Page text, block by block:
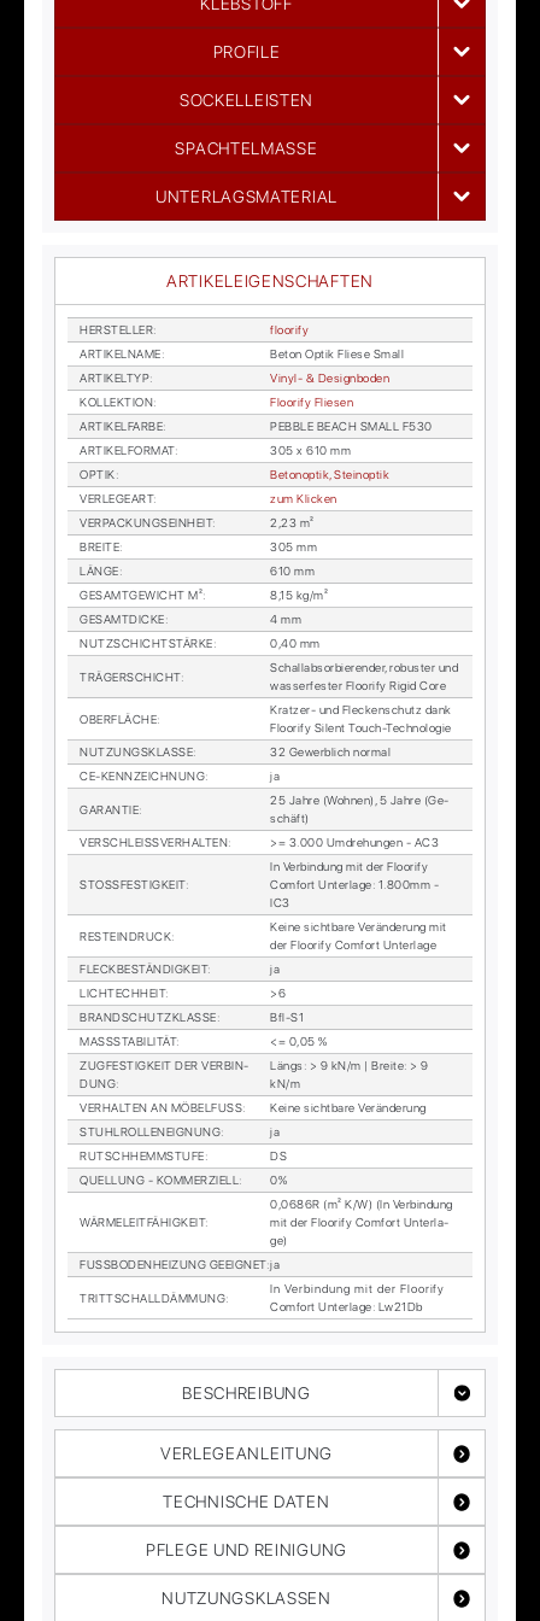
KLEBSTOFF
PROFILE
SOCKELLEISTEN
SPACHTELMASSE
UNTERLAGSMATERIAL
ARTIKELEIGENSCHAFTEN
HER­STEL­LER:
floo­ri­fy
AR­TI­KEL­NA­ME:
Be­ton Op­tik Flie­se Small
AR­TI­KEL­TYP:
Vi­nyl- & De­sign­bo­den
KOL­LEK­TI­ON:
Floo­ri­fy Flie­sen
AR­TI­KEL­FAR­BE:
PEB­B­LE BE­ACH SMALL F530
AR­TI­KEL­FOR­MAT:
305 x 610 mm
OP­TIK:
Be­to­n­op­tik, Stein­op­tik
VER­LE­GE­ART:
zum Kli­cken
VER­PA­CKUNGS­EIN­HEIT:
2,23 m²
BREI­TE:
305 mm
LÄN­GE:
610 mm
GE­SAMT­GE­WICHT M²:
8,15 kg/m²
GE­SAMT­DI­CKE:
4 mm
NUTZ­SCHICHT­STÄR­KE: 0,40 mm
TRÄ­GER­SCHICHT:
Schall­ab­sor­bie­ren­der, ro­bus­ter und
was­ser­fes­ter Floo­ri­fy Ri­gid Core
OBER­FLÄ­CHE:
Krat­zer- und Fle­cken­schutz dank
Floo­ri­fy Si­lent Touch-Tech­no­lo­gie
NUT­ZUNGS­KLAS­SE:
32 Ge­werb­lich nor­mal
CE-KENN­ZEICH­NUNG: ja
GA­RAN­TIE:
25 Jah­re (Woh­nen), 5 Jah­re (Ge­
schäft)
VER­SCHLEISS­VER­HAL­TEN: >= 3.000 Um­dre­hun­gen - AC3
STOSS­FES­TIG­KEIT:
In Ver­bin­dung mit der Floo­ri­fy
Com­fort Un­ter­la­ge: 1.800mm -
IC3
RESTEIN­DRUCK:
Kei­ne sicht­ba­re Ver­än­de­rung mit
der Floo­ri­fy Com­fort Un­ter­la­ge
FLECK­BE­STÄN­DIG­KEIT:
ja
LICH­TECH­HEIT:
>6
BRAND­SCHUTZ­KLAS­SE:
Bfl-S1
MASS­STA­BI­LI­TÄT:
<= 0,05 %
ZUG­FES­TIG­KEIT DER VER­BIN­
DUNG:
Längs: > 9 kN/m | Brei­te: > 9
kN/m
VER­HAL­TEN AN MÖ­BEL­FUSS:
Kei­ne sicht­ba­re Ver­än­de­rung
STUHL­ROL­LEN­EIG­NUNG:
ja
RUTSCH­HEMM­STU­FE:
DS
QUEL­LUNG - KOM­MER­ZI­ELL: 0%
WÄR­ME­LEIT­FÄ­HIG­KEIT:
0,0686R (m² K/W) (In Ver­bin­dung
mit der Floo­ri­fy Com­fort Un­ter­la­
ge)
FUSS­BO­DEN­HEI­ZUNG GE­EIG­NET:ja
TRITT­SCHALL­DÄM­MUNG:
In Ver­bin­dung mit der Floo­ri­fy
Com­fort Un­ter­la­ge: Lw21Db
BESCHREIBUNG
VERLEGEANLEITUNG
TECHNISCHE DATEN
PFLEGE UND REINIGUNG
NUTZUNGSKLASSEN